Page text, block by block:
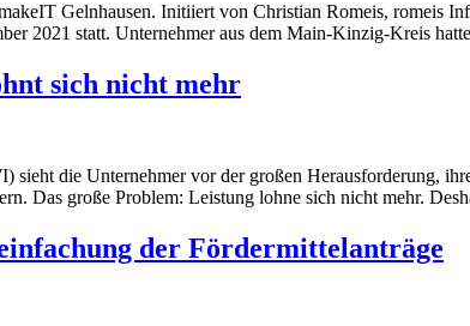
Gelnhausen. Initiiert von Christian Romeis, romeis
2021 statt. Unternehmer aus dem Main-Kinzig-Kreis
sich nicht mehr
die Unternehmer vor der großen Herausforderung,
Das große Problem: Leistung lohne sich nicht mehr.
der Fördermittelanträge